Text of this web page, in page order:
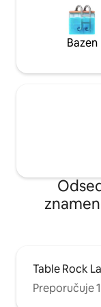
Bazen
Table Rock
Preporučuje